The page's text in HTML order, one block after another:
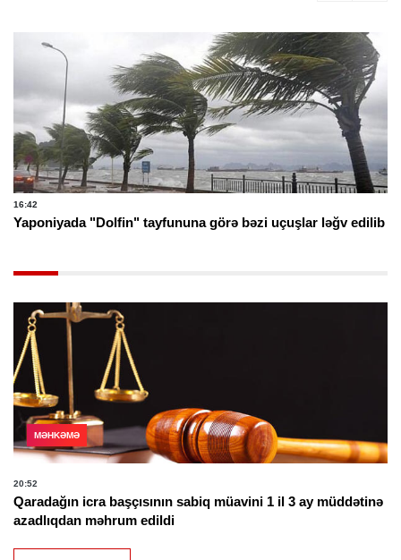
16:42
Yaponiyada "Dolfin" tayfununa görə bəzi uçuşlar ləğv edilib
MƏHKƏMƏ
20:52
Qaradağın icra başçısının sabiq müavini 1 il 3 ay müddətinə
azadlıqdan məhrum edildi